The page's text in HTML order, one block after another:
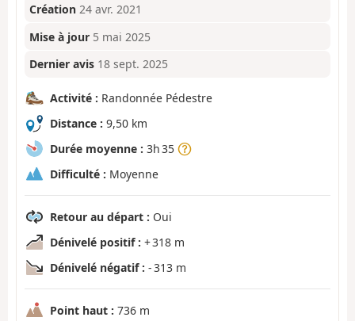
Création 24 avr. 2021
Mise à jour 5 mai 2025
Dernier avis 18 sept. 2025
Activité : Randonnée Pédestre
Distance : 9,50 km
Durée moyenne : 3h 35
Difficulté : Moyenne
Retour au départ : Oui
Dénivelé positif : + 318 m
Dénivelé négatif : - 313 m
Point haut : 736 m